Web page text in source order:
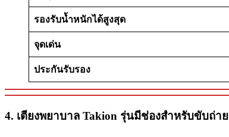
รองรับน้ำหนักได้สูงสุด
จุดเด่น
ประกันรับรอง
4. เตียงพยาบาล Takion รุ่นมีช่องสำหรับขับถ่าย